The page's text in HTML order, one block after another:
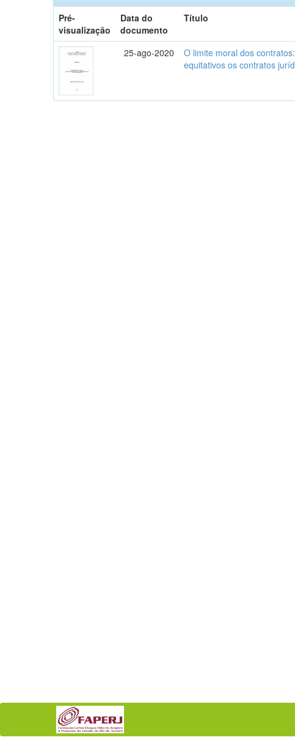
Pré-
visualização
Data do
documento
Título
25-ago-2020
O limite moral dos
equitativos os contratos